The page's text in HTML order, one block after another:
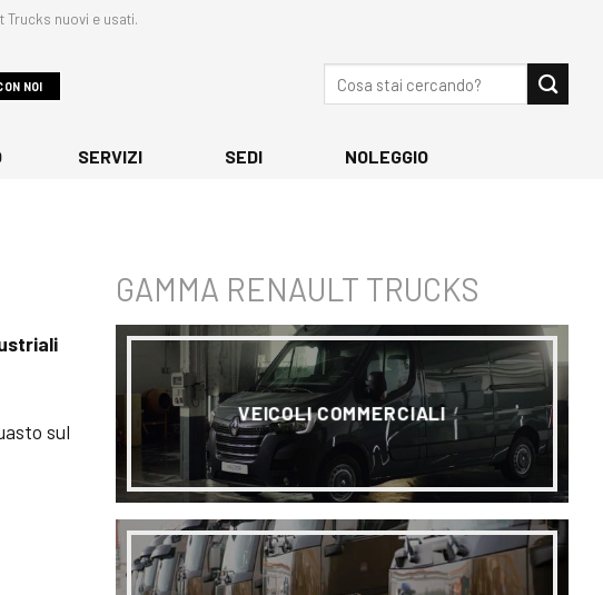
Trucks nuovi e usati.
NOI
SERVIZI SEDI NOLEGGIO
sul
GAMMA RENAULT TRUCKS
VEICOLI COMMERCIALI